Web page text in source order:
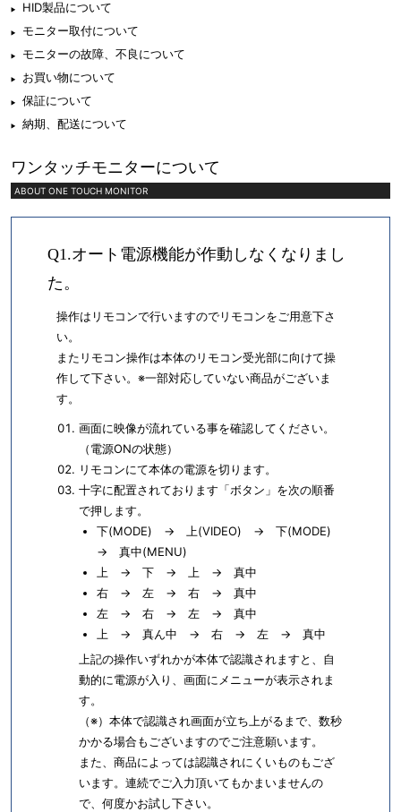
HID製品について
モニター取付について
モニターの故障、不良について
お買い物について
保証について
納期、配送について
ワンタッチモニターについて
ABOUT ONE TOUCH MONITOR
Q1.オート電源機能が作動しなくなりまし
た。
操作はリモコンで行いますのでリモコンをご用意下さ
い。
またリモコン操作は本体のリモコン受光部に向けて操
作して下さい。※一部対応していない商品がございま
す。
画面に映像が流れている事を確認してください。
（電源ONの状態）
リモコンにて本体の電源を切ります。
十字に配置されております「ボタン」を次の順番
で押します。
下(MODE) → 上(VIDEO) → 下(MODE)
→ 真中(MENU)
上 → 下 → 上 → 真中
右 → 左 → 右 → 真中
左 → 右 → 左 → 真中
上 → 真ん中 → 右 → 左 → 真中
上記の操作いずれかが本体で認識されますと、自
動的に電源が入り、画面にメニューが表示されま
す。
（※）本体で認識され画面が立ち上がるまで、数秒
かかる場合もございますのでご注意願います。
また、商品によっては認識されにくいものもござ
います。連続でご入力頂いてもかまいませんの
で、何度かお試し下さい。